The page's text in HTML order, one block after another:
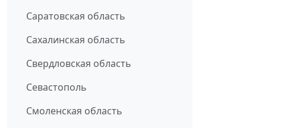
Саратовская область
Сахалинская область
Свердловская область
Севастополь
Смоленская область